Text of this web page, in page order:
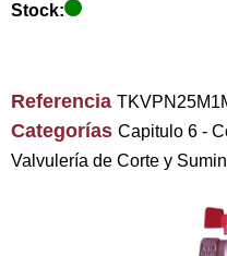
Stock:
Referencia
Categorías Capitulo 6 -
Valvulería de Corte y